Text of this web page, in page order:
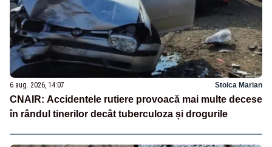
6 aug. 2026, 14:07 Stoica Marian
CNAIR: Accidentele rutiere provoacă mai multe decese
în rândul tinerilor decât tuberculoza și drogurile